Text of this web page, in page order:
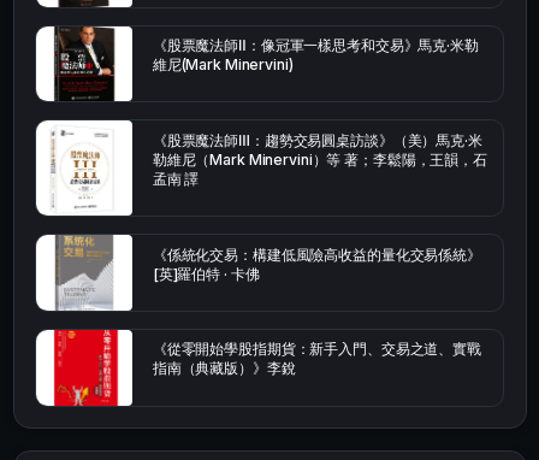
《股票魔法師Ⅱ：像冠軍一樣思考和交易》馬克·米勒
維尼(Mark Minervini)
《股票魔法師Ⅲ：趨勢交易圓桌訪談》（美）馬克·米
勒維尼（Mark Minervini）等 著；李鬆陽，王韻，石
孟南 譯
《係統化交易：構建低風險高收益的量化交易係統》
[英]羅伯特 · 卡佛
《從零開始學股指期貨：新手入門、交易之道、實戰
指南（典藏版）》李銳